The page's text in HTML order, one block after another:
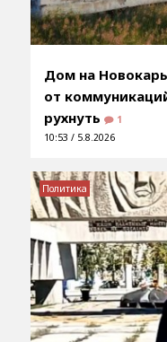
Дом на
от
рухнуть
1
10:53 / 5.8.2026
Политика